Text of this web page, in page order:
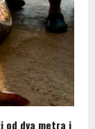
od dva metra i